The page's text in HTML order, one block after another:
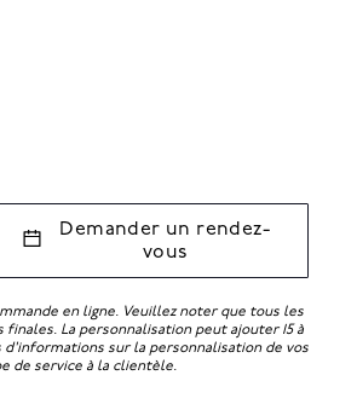
Demander un rendez-
vous
en ligne. Veuillez noter que tous les
La personnalisation peut ajouter 15 à
d'informations sur la personnalisation de vos
de service à la clientèle.